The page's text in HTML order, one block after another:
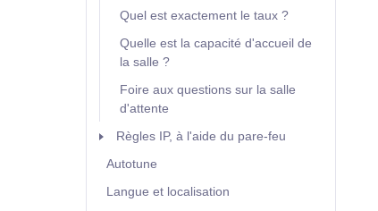
Quel est exactement le taux ?
Quelle est la capacité d'accueil de
la salle ?
Foire aux questions sur la salle
d'attente
Règles IP, à l'aide du pare-feu
Autotune
Langue et localisation